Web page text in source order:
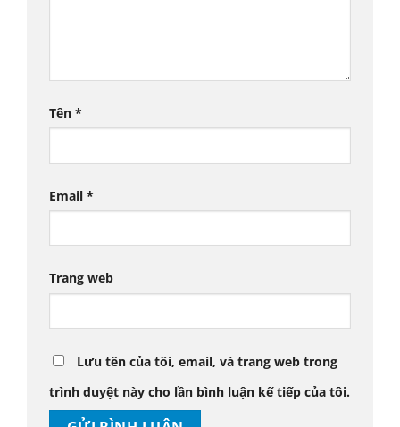
Tên *
Email *
Trang web
Lưu tên của tôi, email, và trang web trong
trình duyệt này cho lần bình luận kế tiếp của tôi.